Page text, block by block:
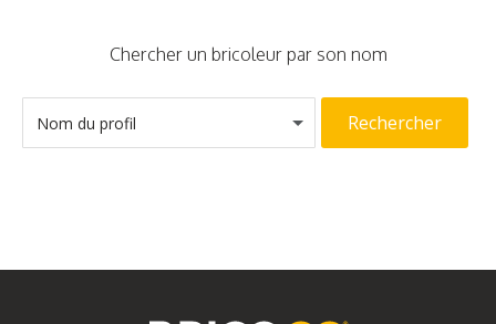
Chercher un bricoleur par son nom
Nom du profil Rechercher